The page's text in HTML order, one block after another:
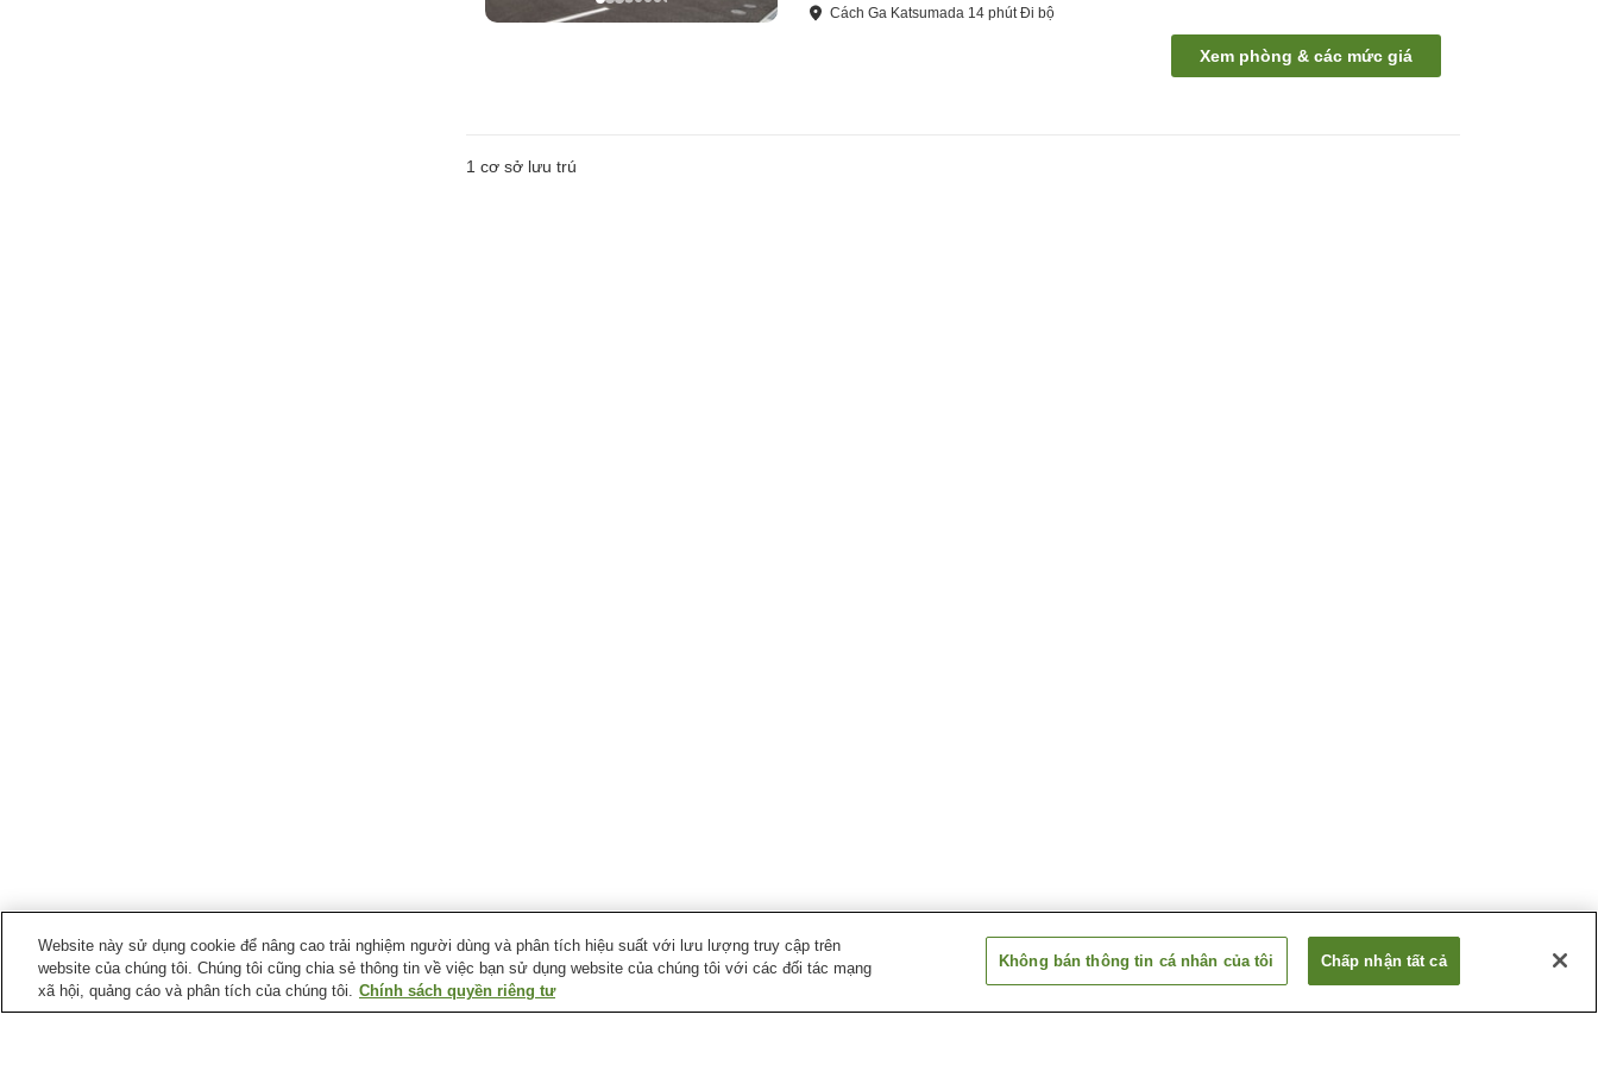
CáchGa Katsumada 14 phútĐi bộ
Xem phòng & các mức giá
1 cơ sở lưu trú
Ga xe lửa tại Thị trấn Sho'o
Website này sử dụng cookie để nâng cao trải nghiệm người dùng và phân tích hiệu suất với lưu lượng truy cập trên
website của chúng tôi. Chúng tôi cũng chia sẻ thông tin về việc bạn sử dụng website của chúng tôi với các đối tác mạng
xã hội, quảng cáo và phân tích của chúng tôi. Chính sách quyền riêng tư
Không bán thông tin cá nhân của tôi Chấp nhận tất cả